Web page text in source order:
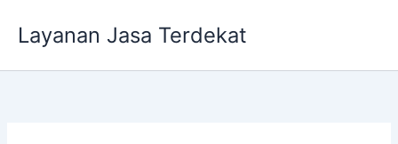
Layanan Jasa Terdekat